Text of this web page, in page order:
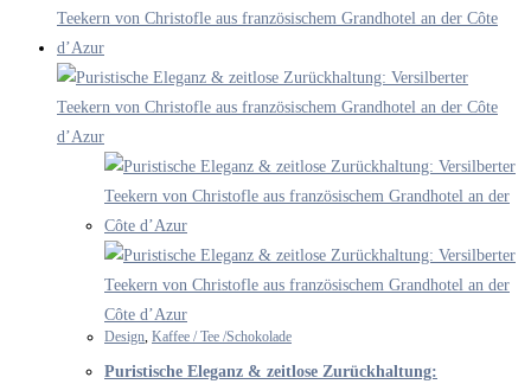
Design Kaffee / Tee /Schokolade
Puristische Eleganz & zeitlose Zurückhaltung: